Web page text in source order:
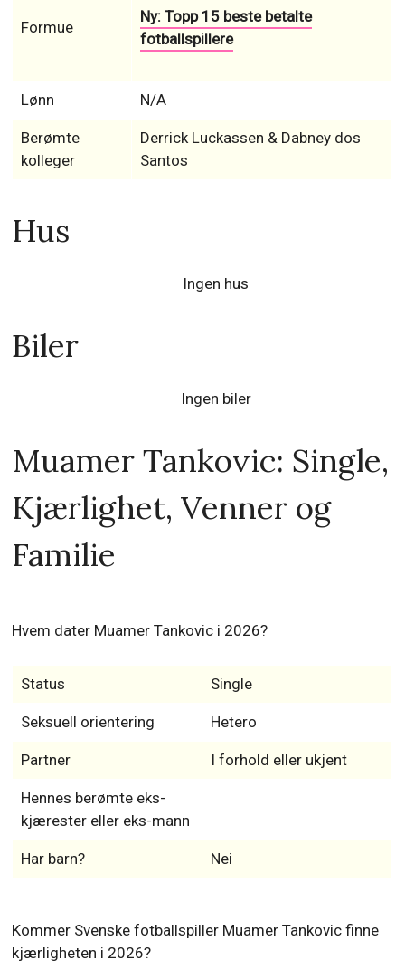
Formue
Ny: Topp 15 beste betalte
fotballspillere
Lønn N/A
Berømte
kolleger
Derrick Luckassen & Dabney dos
Santos
Hus
Ingen hus
Biler
Ingen biler
Muamer Tankovic: Single,
Kjærlighet, Venner og
Familie
Hvem dater Muamer Tankovic i 2026?
Status Single
Seksuell orientering Hetero
Partner I forhold eller ukjent
Hennes berømte eks-
kjærester eller eks-mann
Har barn? Nei
Kommer Svenske fotballspiller Muamer Tankovic finne
kjærligheten i 2026?